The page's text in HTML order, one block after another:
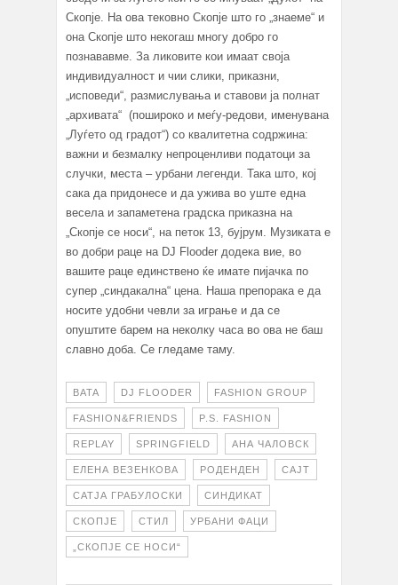
Скопје. На ова тековно Скопје што го „знаеме“ и
она Скопје што некогаш многу добро го
познававме. За ликовите кои имаат своја
индивидуалност и чии слики, приказни,
„исповеди“, размислувања и ставови ја полнат
„архивата“ (пошироко и меѓу-редови, именувана
„Луѓето од градот“) со квалитетна содржина:
важни и безмалку непроценливи податоци за
случки, места – урбани легенди. Така што, кој
сака да придонесе и да ужива во уште една
весела и запаметена градска приказна на
„Скопје се носи“, на петок 13, бујрум. Музиката е
во добри раце на DJ Flooder додека вие, во
вашите раце единствено ќе имате пијачка по
супер „синдакална“ цена. Наша препорака е да
носите удобни чевли за играње и да се
опуштите барем на неколку часа во ова не баш
славно доба. Се гледаме таму.
BATA DJ FLOODER FASHION GROUP
FASHION&FRIENDS P.S. FASHION
REPLAY SPRINGFIELD АНА ЧАЛОВСК
ЕЛЕНА ВЕЗЕНКОВА РОДЕНДЕН САЈТ
САТЈА ГРАБУЛОСКИ СИНДИКАТ
СКОПЈЕ СТИЛ УРБАНИ ФАЦИ
„СКОПЈЕ СЕ НОСИ“